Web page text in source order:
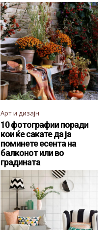
Арт и дизајн
10 фотографии поради
кои ќе сакате да ја
поминете есента на
балконот или во
градината